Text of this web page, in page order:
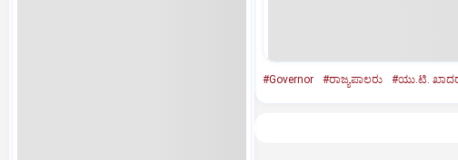
#Governor #ರಾಜ್ಯಪಾಲರು #ಯು.ಟಿ.